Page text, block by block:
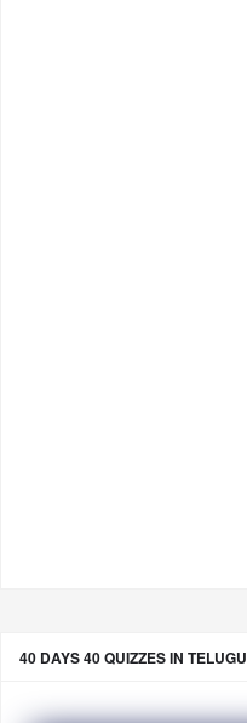
40 DAYS 40 QUIZZES IN TELUGU